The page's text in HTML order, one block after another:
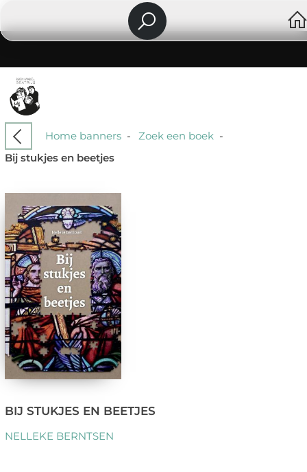
Home banners- Zoek een boek-
Bij stukjes en beetjes
BIJ STUKJES EN BEETJES
NELLEKE BERNTSEN